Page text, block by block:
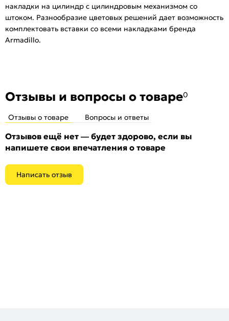
накладки на цилиндр с цилиндровым механизмом со
штоком. Разнообразие цветовых решений дает возможность
комплектовать вставки со всеми накладками бренда
Armadillo.
Отзывы и вопросы о товаре0
Отзывы о товаре Вопросы и ответы
Отзывов ещё нет — будет здорово, если вы
напишете свои впечатления о товаре
Написать отзыв